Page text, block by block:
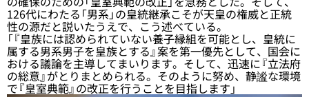
126代にわたる「男系」の皇統継承こそが天皇の権威と正統
性の源だと説いたうえで、こう述べている。
「『皇族には認められていない養子縁組を可能とし、皇統に
属する男系男子を皇族とする』案を第一優先として、国会に
おける議論を主導してまいります。そして、迅速に『立法府
の総意』がとりまとめられる。そのように努め、静謐な環境
で『皇室典範』の改正を行うことを目指します」